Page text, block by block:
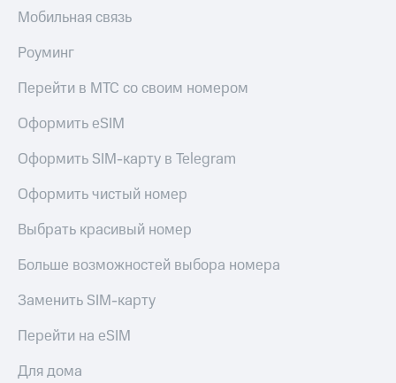
Музыка
МТС
Все
приложения
Финансы
Инвестиции
Получайте
онлайн
Страхование
Скидка 30%
на связь
МТС
Деньги
МТС
деньги
доход 15%
Акции
Условия
пополнения
Скидка
30%
на связь
Мобильная связь
Роуминг
Перейти в МТС со своим номером
Оформить eSIM
Оформить SIM-карту в Telegram
Оформить чистый номер
Выбрать красивый номер
Больше возможностей выбора номера
Заменить SIM-карту
Перейти на eSIM
Для дома